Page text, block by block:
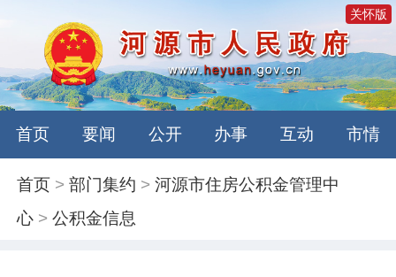
关怀版
首页 要闻 公开 办事 互动 市情
首页 >部门集约 >河源市住房公积金管理中
心 >公积金信息